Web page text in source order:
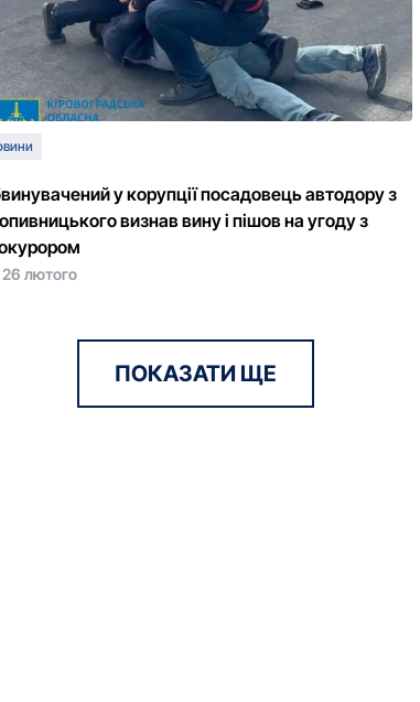
у корупції посадовець автодору з
визнав вину і пішов на угоду з
26 лютого
ПОКАЗАТИ ЩЕ